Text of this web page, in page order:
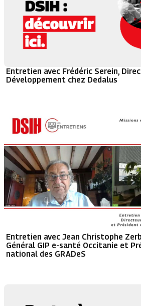
Entretien avec Frédéric Serein,
Développement chez Dedalus
Entretien avec Jean Christophe
Général GIP e-santé Occitanie et
national des GRADeS